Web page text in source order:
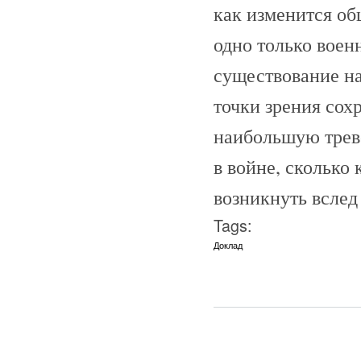
как изменится
одно только
существование
точки зрения
наибольшую
в войне,
возникнуть
Tags:
Доклад